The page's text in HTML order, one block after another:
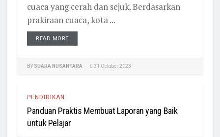
cuaca yang cerah dan sejuk. Berdasarkan
prakiraan cuaca, kota ...
READ MORE
BY SUARA NUSANTARA 31 October 2023
PENDIDIKAN
Panduan Praktis Membuat Laporan yang Baik
untuk Pelajar